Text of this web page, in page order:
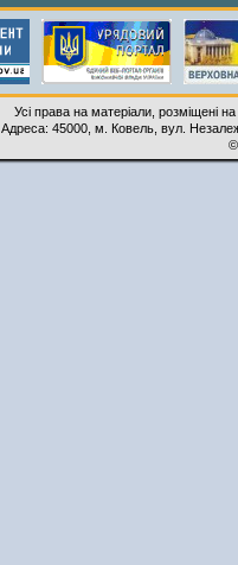
Усі права на матеріали, розміщені
Адреса: 45000, м. Ковель, вул.